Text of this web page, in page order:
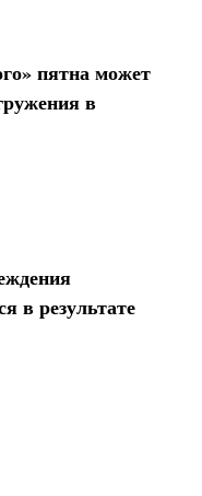
пятна может
в
в результате